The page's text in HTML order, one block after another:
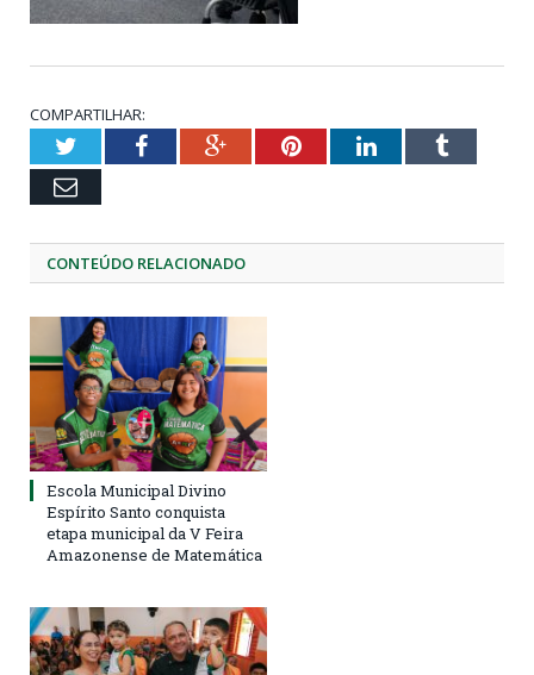
COMPARTILHAR:
TwitterFacebookGoogle+PinterestLinkedInTumblr
Email
CONTEÚDO RELACIONADO
Escola Municipal Divino
Espírito Santo conquista
etapa municipal da V Feira
Amazonense de Matemática